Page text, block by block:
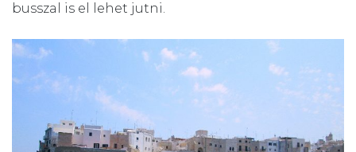
busszal is el lehet jutni.